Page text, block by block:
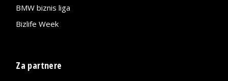
BMW biznis liga
Bizlife Week
Za partnere